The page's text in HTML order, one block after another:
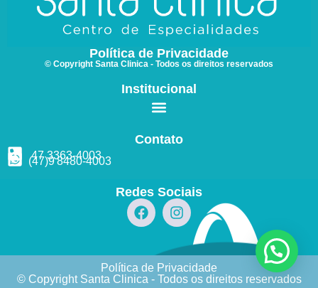
Política de Privacidade
© Copyright Santa Clinica - Todos os direitos reservados
Institucional
Contato
47 3363-4003
(47)98480-4003
Redes Sociais
Política de Privacidade
© Copyright Santa Clinica - Todos os direitos reservados